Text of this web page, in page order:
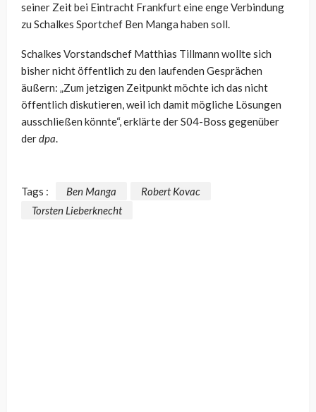
seiner Zeit bei Eintracht Frankfurt eine enge Verbindung
zu Schalkes Sportchef Ben Manga haben soll.
Schalkes Vorstandschef Matthias Tillmann wollte sich
bisher nicht öffentlich zu den laufenden Gesprächen
äußern: „Zum jetzigen Zeitpunkt möchte ich das nicht
öffentlich diskutieren, weil ich damit mögliche Lösungen
ausschließen könnte“, erklärte der S04-Boss gegenüber
derdpa.
Tags : Ben Manga
Robert Kovac
Torsten Lieberknecht